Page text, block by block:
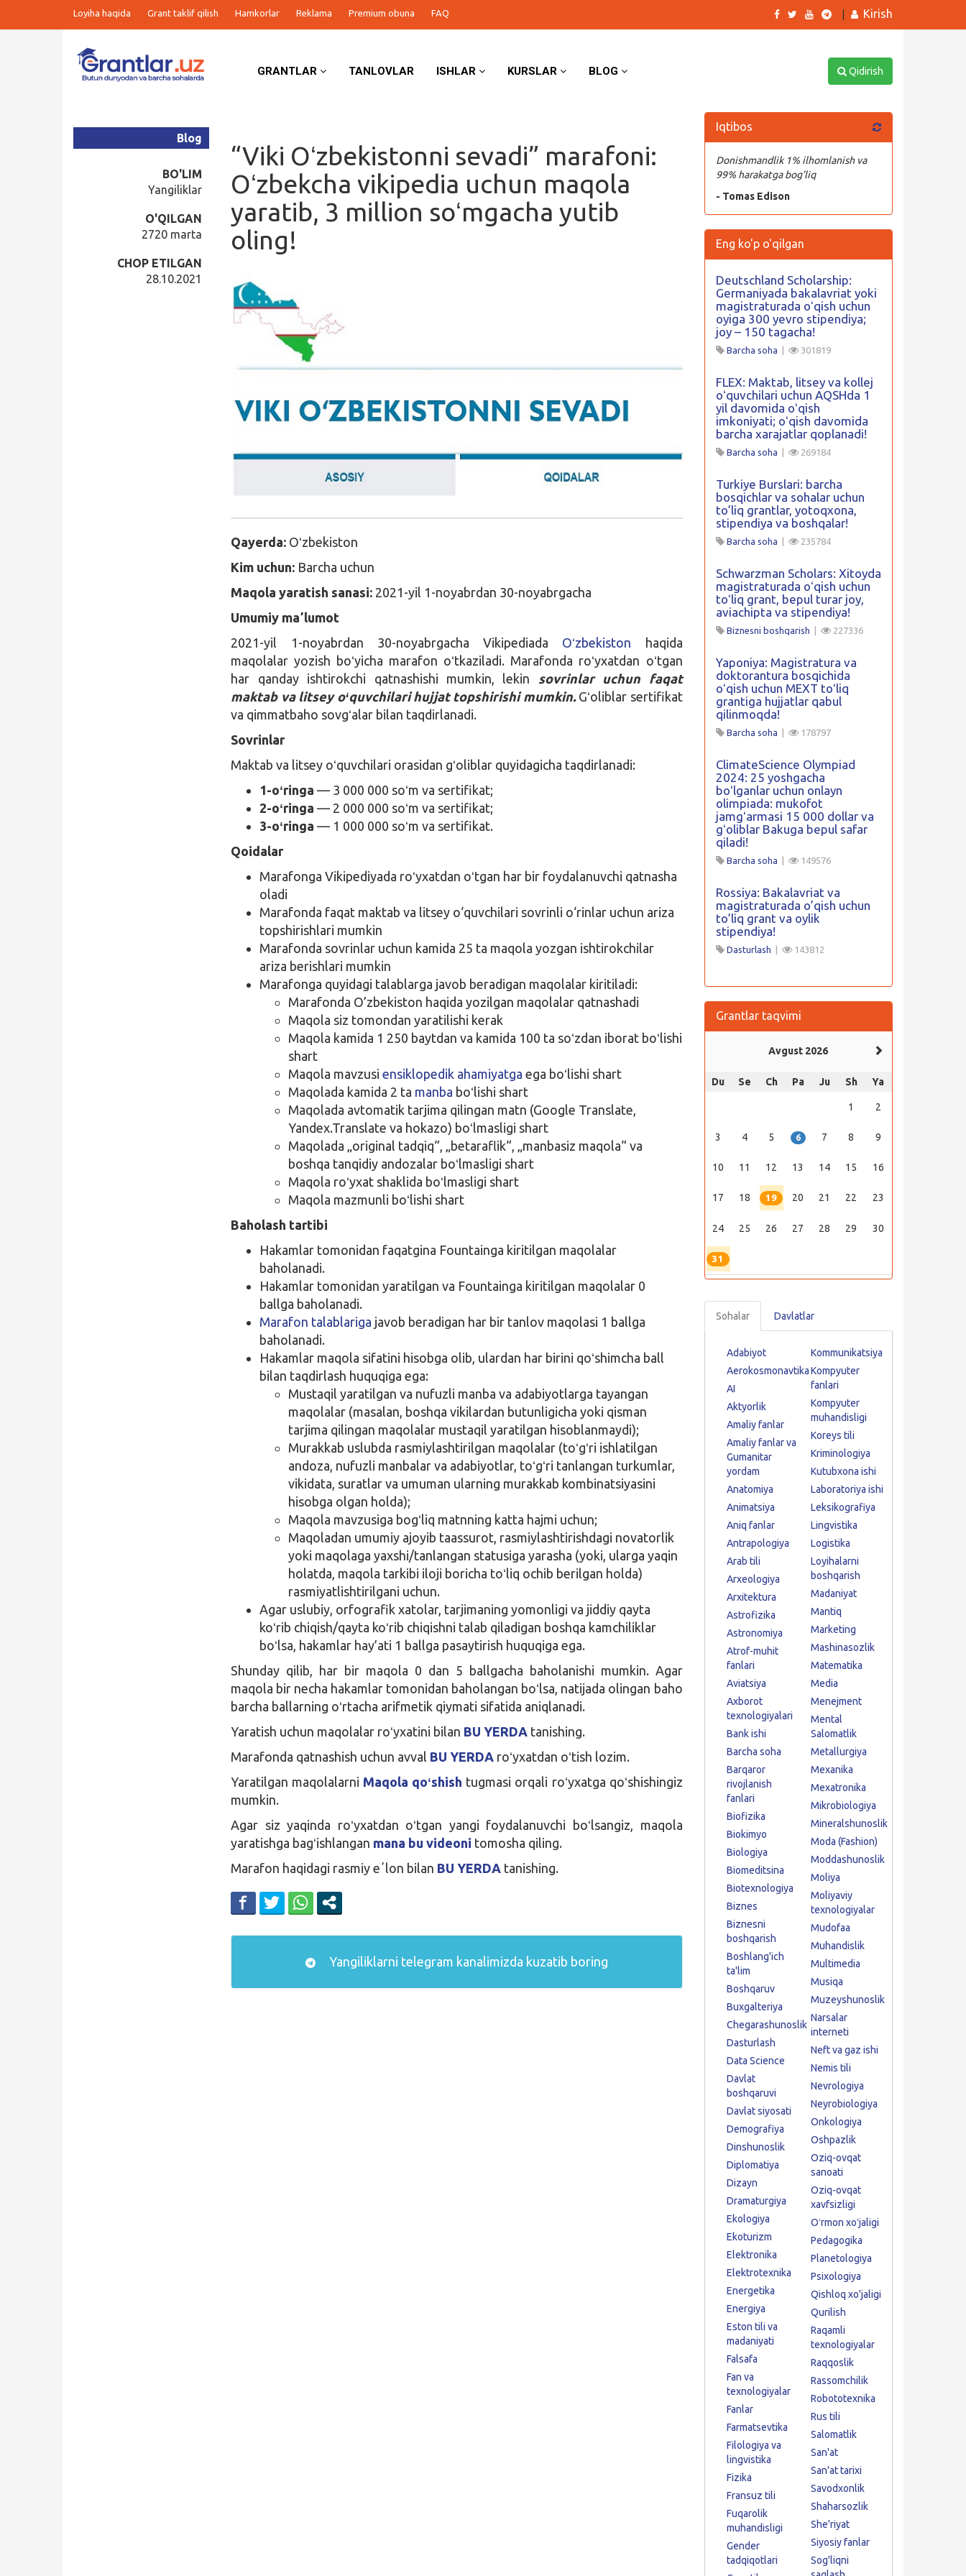
Loyiha haqida Grant taklif qilish Hamkorlar Reklama Premium obuna FAQ Kirish
GRANTLAR TANLOVLAR ISHLAR KURSLAR BLOG Qidirish
“Viki Oʻzbekistonni sevadi” marafoni:
Oʻzbekcha vikipedia uchun maqola
yaratib, 3 million soʻmgacha yutib
oling!
Blog
BO'LIM
Yangiliklar
O'QILGAN
2720 marta
CHOP ETILGAN
28.10.2021
Qayerda: Oʻzbekiston
Kim uchun: Barcha uchun
Maqola yaratish sanasi: 2021-yil 1-noyabrdan 30-noyabrgacha
Umumiy maʼlumot
2021-yil 1-noyabrdan 30-noyabrgacha Vikipediada Oʻzbekiston haqida
maqolalar yozish boʻyicha marafon oʻtkaziladi. Marafonda roʻyxatdan oʻtgan
har qanday ishtirokchi qatnashishi mumkin, lekin sovrinlar uchun faqat
maktab va litsey oʻquvchilari hujjat topshirishi mumkin.Gʻoliblar sertifikat
va qimmatbaho sovgʻalar bilan taqdirlanadi.
Sovrinlar
Maktab va litsey oʻquvchilari orasidan gʻoliblar quyidagicha taqdirlanadi:
1-oʻringa — 3 000 000 soʻm va sertifikat;
2-oʻringa — 2 000 000 soʻm va sertifikat;
3-oʻringa — 1 000 000 soʻm va sertifikat.
Qoidalar
Marafonga Vikipediyada roʻyxatdan oʻtgan har bir foydalanuvchi qatnasha
oladi
Marafonda faqat maktab va litsey o‘quvchilari sovrinli o‘rinlar uchun ariza
topshirishlari mumkin
Marafonda sovrinlar uchun kamida 25 ta maqola yozgan ishtirokchilar
ariza berishlari mumkin
Marafonga quyidagi talablarga javob beradigan maqolalar kiritiladi:
Marafonda O’zbekiston haqida yozilgan maqolalar qatnashadi
Maqola siz tomondan yaratilishi kerak
Maqola kamida 1 250 baytdan va kamida 100 ta soʻzdan iborat boʻlishi
shart
Maqola mavzusiensiklopedik ahamiyatga ega boʻlishi shart
Maqolada kamida 2 ta manba boʻlishi shart
Maqolada avtomatik tarjima qilingan matn (Google Translate,
Yandex.Translate va hokazo) boʻlmasligi shart
Maqolada „original tadqiq“, „betaraflik“, „manbasiz maqola“ va
boshqa tanqidiy andozalar boʻlmasligi shart
Maqola roʻyxat shaklida boʻlmasligi shart
Maqola mazmunli boʻlishi shart
Baholash tartibi
Hakamlar tomonidan faqatgina Fountainga kiritilgan maqolalar
baholanadi.
Hakamlar tomonidan yaratilgan va Fountainga kiritilgan maqolalar 0
ballga baholanadi.
Marafon talablariga javob beradigan har bir tanlov maqolasi 1 ballga
baholanadi.
Hakamlar maqola sifatini hisobga olib, ulardan har birini qoʻshimcha ball
bilan taqdirlash huquqiga ega:
Mustaqil yaratilgan va nufuzli manba va adabiyotlarga tayangan
maqolalar (masalan, boshqa vikilardan butunligicha yoki qisman
tarjima qilingan maqolalar mustaqil yaratilgan hisoblanmaydi);
Murakkab uslubda rasmiylashtirilgan maqolalar (toʻgʻri ishlatilgan
andoza, nufuzli manbalar va adabiyotlar, toʻgʻri tanlangan turkumlar,
vikidata, suratlar va umuman ularning murakkab kombinatsiyasini
hisobga olgan holda);
Maqola mavzusiga bogʻliq matnning katta hajmi uchun;
Maqoladan umumiy ajoyib taassurot, rasmiylashtirishdagi novatorlik
yoki maqolaga yaxshi/tanlangan statusiga yarasha (yoki, ularga yaqin
holatda, maqola tarkibi iloji boricha toʻliq ochib berilgan holda)
rasmiyatlishtirilgani uchun.
Agar uslubiy, orfografik xatolar, tarjimaning yomonligi va jiddiy qayta
koʻrib chiqish/qayta koʻrib chiqishni talab qiladigan boshqa kamchiliklar
boʻlsa, hakamlar hay’ati 1 ballga pasaytirish huquqiga ega.
Shunday qilib, har bir maqola 0 dan 5 ballgacha baholanishi mumkin. Agar
maqola bir necha hakamlar tomonidan baholangan boʻlsa, natijada olingan baho
barcha ballarning oʻrtacha arifmetik qiymati sifatida aniqlanadi.
Yaratish uchun maqolalar roʻyxatini bilan BU YERDA tanishing.
Marafonda qatnashish uchun avval BU YERDA roʻyxatdan oʻtish lozim.
Yaratilgan maqolalarni Maqola qoʻshish tugmasi orqali roʻyxatga qoʻshishingiz
mumkin.
Agar siz yaqinda roʻyxatdan oʻtgan yangi foydalanuvchi boʻlsangiz, maqola
yaratishga bagʻishlangan mana bu videoni tomosha qiling.
Marafon haqidagi rasmiy eʼlon bilan BU YERDA tanishing.
Yangiliklarni telegram kanalimizda kuzatib boring
Iqtibos
Donishmandlik 1% ilhomlanish va
99% harakatga bog’liq
- Tomas Edison
Eng ko'p o'qilgan
Deutschland Scholarship:
Germaniyada bakalavriat yoki
magistraturada oʻqish uchun
oyiga 300 yevro stipendiya;
joy – 150 tagacha!
Barcha soha 301819
FLEX: Maktab, litsey va kollej
oʻquvchilari uchun AQSHda 1
yil davomida oʻqish
imkoniyati; oʻqish davomida
barcha xarajatlar qoplanadi!
Barcha soha 269184
Turkiye Burslari: barcha
bosqichlar va sohalar uchun
to’liq grantlar, yotoqxona,
stipendiya va boshqalar!
Barcha soha 235784
Schwarzman Scholars: Xitoyda
magistraturada oʻqish uchun
toʻliq grant, bepul turar joy,
aviachipta va stipendiya!
Biznesni boshqarish 227336
Yaponiya: Magistratura va
doktorantura bosqichida
oʻqish uchun MEXT toʻliq
grantiga hujjatlar qabul
qilinmoqda!
Barcha soha 178797
ClimateScience Olympiad
2024: 25 yoshgacha
boʻlganlar uchun onlayn
olimpiada: mukofot
jamgʻarmasi 15 000 dollar va
gʻoliblar Bakuga bepul safar
qiladi!
Barcha soha 149576
Rossiya: Bakalavriat va
magistraturada o’qish uchun
to’liq grant va oylik
stipendiya!
Dasturlash 143812
Grantlar taqvimi
Avgust 2026
Du Se Ch Pa Ju Sh Ya
1 2
3 4 5 6 7 8 9
10 11 12 13 14 15 16
17 18 19 20 21 22 23
24 25 26 27 28 29 30
31
Sohalar Davlatlar
Adabiyot
Aerokosmonavtika
AI
Aktyorlik
Amaliy fanlar
Amaliy fanlar va
Gumanitar
yordam
Anatomiya
Animatsiya
Aniq fanlar
Antrapologiya
Arab tili
Arxeologiya
Arxitektura
Astrofizika
Astronomiya
Atrof-muhit
fanlari
Aviatsiya
Axborot
texnologiyalari
Bank ishi
Barcha soha
Barqaror
rivojlanish
fanlari
Biofizika
Biokimyo
Biologiya
Biomeditsina
Biotexnologiya
Biznes
Biznesni
boshqarish
Boshlang'ich
ta'lim
Boshqaruv
Buxgalteriya
Chegarashunoslik
Dasturlash
Data Science
Davlat
boshqaruvi
Davlat siyosati
Demografiya
Dinshunoslik
Diplomatiya
Dizayn
Dramaturgiya
Ekologiya
Ekoturizm
Elektronika
Elektrotexnika
Energetika
Energiya
Eston tili va
madaniyati
Falsafa
Fan va
texnologiyalar
Fanlar
Farmatsevtika
Filologiya va
lingvistika
Fizika
Fransuz tili
Fuqarolik
muhandisligi
Gender
tadqiqotlari
Kommunikatsiya
Kompyuter
fanlari
Kompyuter
muhandisligi
Koreys tili
Kriminologiya
Kutubxona ishi
Laboratoriya ishi
Leksikografiya
Lingvistika
Logistika
Loyihalarni
boshqarish
Madaniyat
Mantiq
Marketing
Mashinasozlik
Matematika
Media
Menejment
Mental
Salomatlik
Metallurgiya
Mexanika
Mexatronika
Mikrobiologiya
Mineralshunoslik
Moda (Fashion)
Moddashunoslik
Moliya
Moliyaviy
texnologiyalar
Mudofaa
Muhandislik
Multimedia
Musiqa
Muzeyshunoslik
Narsalar
interneti
Neft va gaz ishi
Nemis tili
Nevrologiya
Neyrobiologiya
Onkologiya
Oshpazlik
Oziq-ovqat
sanoati
Oziq-ovqat
xavfsizligi
Oʻrmon xoʻjaligi
Pedagogika
Planetologiya
Psixologiya
Qishloq xo'jaligi
Qurilish
Raqamli
texnologiyalar
Raqqoslik
Rassomchilik
Robototexnika
Rus tili
Salomatlik
San'at
San'at tarixi
Savodxonlik
Shaharsozlik
She'riyat
Siyosiy fanlar
Sog'liqni